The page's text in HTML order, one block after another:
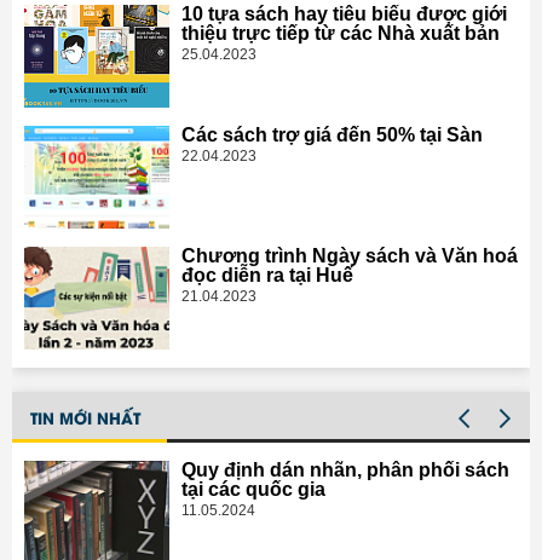
10 tựa sách hay tiêu biểu được giới
thiệu trực tiếp từ các Nhà xuất bản
25.04.2023
Các sách trợ giá đến 50% tại Sàn
22.04.2023
Chương trình Ngày sách và Văn hoá
đọc diễn ra tại Huế
21.04.2023
TIN MỚI NHẤT
Quy định dán nhãn, phân phối sách
tại các quốc gia
11.05.2024